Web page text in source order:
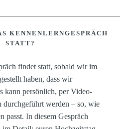
KENNENLERNGESPRÄCH
STATT?
findet statt, sobald wir im
haben, dass wir
kann persönlich, per Video-
durchgeführt werden – so, wie
passt. In diesem Gespräch